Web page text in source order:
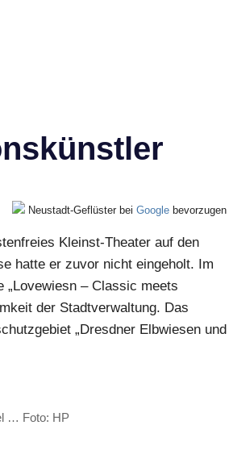
Neustadt-Geflüster bei Google bevorzugen
Kleinst-Theater auf den
hatte er zuvor nicht eingeholt. Im
„Lovewiesn – Classic meets
der Stadtverwaltung. Das
„Dresdner Elbwiesen und
… Foto: HP